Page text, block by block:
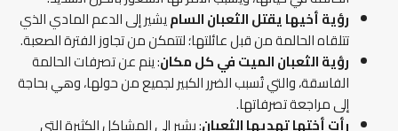
رؤية أخيها يقتل الثعبان الساميشير إلى الدعم المادي الذي
تتلقاه الحالمة من قبل عائلتها؛ لتتمكن من تجاوز الفترة الصعبة.
رؤية الثعبان الميت في كل مكان: ينم عن تصرفات الحالمة
الفاسقة، والتي تُسبب الضرر الكبير لجميع من حولها، وهي بحاجة
إلى مراجعة تصرفاتها.
رأت أختها تهديها الثعبان: يشير إلى المشاكل الكثيرة التي